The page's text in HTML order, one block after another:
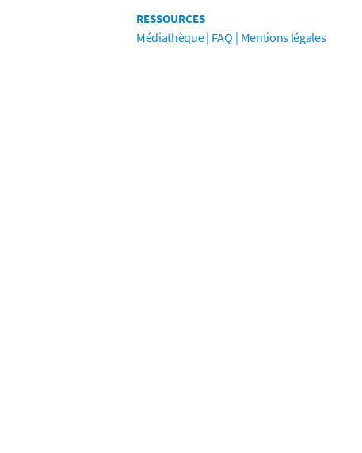
RESSOURCES
Médiathèque FAQ Mentions légales